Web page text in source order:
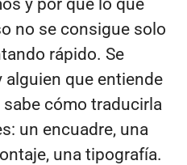
y por qué lo que
no se consigue solo
rápido. Se
que entiende
sabe cómo traducirla
un encuadre, una
una tipografía.